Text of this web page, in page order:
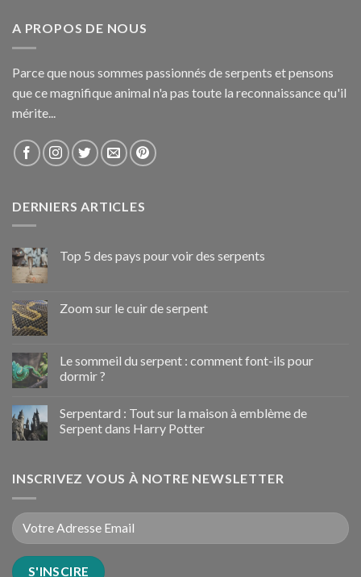
A PROPOS DE NOUS
Parce que nous sommes passionnés de serpents et pensons
que ce magnifique animal n'a pas toute la reconnaissance qu'il
mérite...
DERNIERS ARTICLES
Top 5 des pays pour voir des serpents
Zoom sur le cuir de serpent
Le sommeil du serpent : comment font-ils pour
dormir ?
Serpentard : Tout sur la maison à emblème de
Serpent dans Harry Potter
INSCRIVEZ VOUS À NOTRE NEWSLETTER